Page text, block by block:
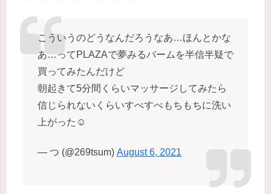
こういうのどうなんだろうなあ…ほんとかな
あ…ってPLAZAで夢みるバームを半信半疑で
買ってみたんだけど
朝起きて5分間くらいマッサージしてみたら
信じられないくらいすべすべもちもちに洗い
上がった☺️
— つ (@269tsum) August 6, 2021